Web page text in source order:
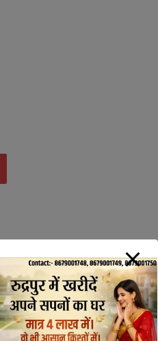
NOW